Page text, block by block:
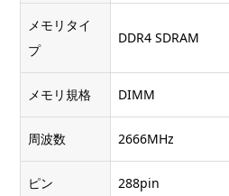
メモリタイ
プ
DDR4 SDRAM
メモリ規格 DIMM
周波数 2666MHz
ピン 288pin